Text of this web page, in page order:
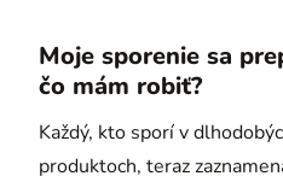
Moje sporenie sa
čo mám robiť?
Každý, kto sporí v
produktoch, teraz